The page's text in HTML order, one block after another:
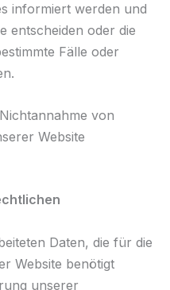
informiert werden und
entscheiden oder die
Fälle oder
von
Website
Daten, die für die
Website benötigt
unserer